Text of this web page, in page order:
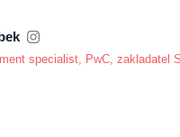
specialist, PwC, zakladatel